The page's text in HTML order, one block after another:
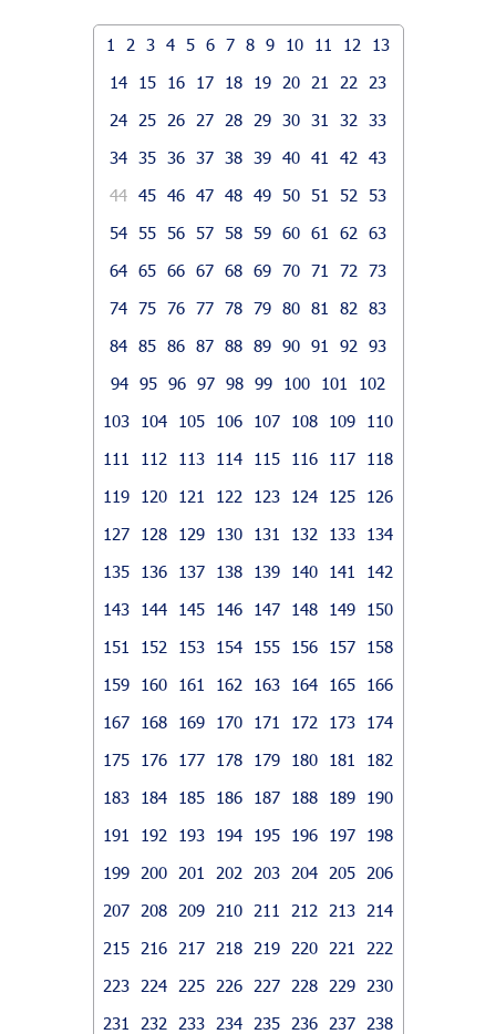
1 2 3 4 5 6 7 8 9 10 11 12
13
14
15 16 17 18 19 20 21 22
23
24
25 26 27 28 29 30 31 32
33
34 35 36 37 38 39 40 41 42
43
44 45 46 47 48 49 50 51 52
53
54 55 56 57 58 59 60 61 62
63
64 65 66 67 68 69 70 71 72
73
74 75 76 77 78 79 80 81 82
83
84 85 86 87 88 89 90 91 92
93
94 95 96 97 98 99 100 101
102
103
104 105 106 107 108 109
110
111
112 113 114 115 116 117
118
119
120 121 122 123 124 125
126
127
128 129 130 131 132 133
134
135
136 137 138 139 140 141
142
143
144 145 146 147 148 149
150
151
152 153 154 155 156 157
158
159
160 161 162 163 164 165
166
167
168 169 170 171 172 173
174
175
176 177 178 179 180 181
182
183
184 185 186 187 188 189
190
191
192 193 194 195 196 197
198
199
200 201 202 203 204 205
206
207
208 209 210 211 212 213
214
215
216 217 218 219 220 221
222
223
224 225 226 227 228 229
230
231
232 233 234 235 236 237
238